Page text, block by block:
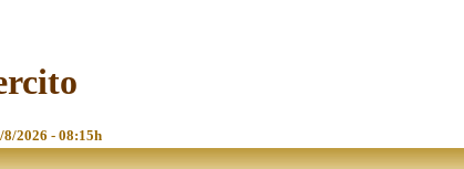
2026 - 08:15h